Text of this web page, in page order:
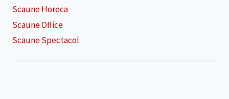
Scaune Horeca
Scaune Office
Scaune Spectacol